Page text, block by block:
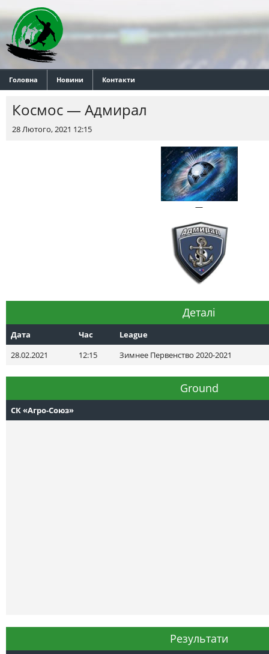
Головна Новини Контакти
Космос — Адмирал
28 Лютого, 2021 12:15
—
Деталі
Дата Час
League
28.02.2021
12:15 Зимнее Первенство 2020-2021
Ground
СК «Агро-Союз»
Результати